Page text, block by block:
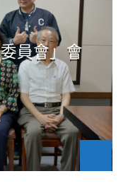
委員會」會